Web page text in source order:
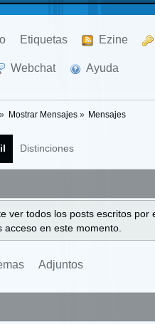
Etiquetas Ezine
Webchat Ayuda
» Mostrar Mensajes» Mensajes
Distinciones
ver todos los posts escritos
en este momento.
Adjuntos